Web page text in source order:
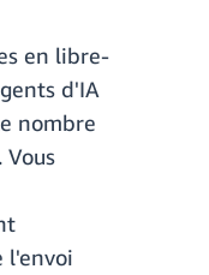
en libre-
d'IA
nombre
l'envoi